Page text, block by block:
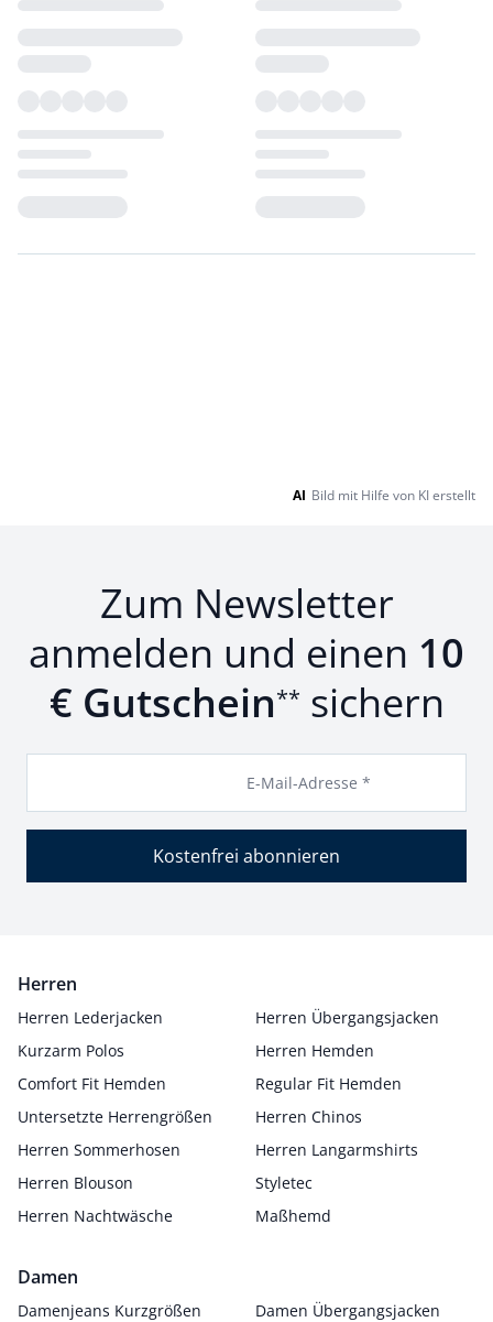
AI Bild mit Hilfe von KI erstellt
Zum Newsletter
anmelden und einen 10
€ Gutschein** sichern
E-Mail-Adresse *
Kostenfrei abonnieren
Herren
Herren Lederjacken
Herren Übergangsjacken
Kurzarm Polos
Herren Hemden
Comfort Fit Hemden
Regular Fit Hemden
Untersetzte Herrengrößen
Herren Chinos
Herren Sommerhosen
Herren Langarmshirts
Herren Blouson
Styletec
Herren Nachtwäsche
Maßhemd
Damen
Damenjeans Kurzgrößen
Damen Übergangsjacken